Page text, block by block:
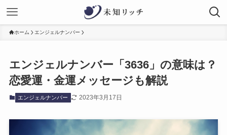
ホーム エンジェルナンバー
エンジェルナンバー「3636」の意味は？
恋愛運・金運メッセージも解説
エンジェルナンバー 2023年3月17日